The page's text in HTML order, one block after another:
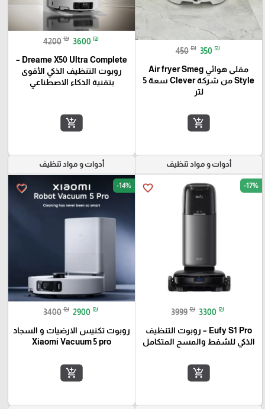
450 ₪ 350 ₪
مقلى هوائي Air fryer Smeg
Style من شركة Clever سعة 5
لتر
add_shopping_cart
4200 ₪ 3600 ₪
Dreame X50 Ultra Complete –
روبوت التنظيف الذكي الأقوى
بتقنية الذكاء الاصطناعي
add_shopping_cart
أدوات و مواد تنظيف
favorite_border -17%
3999 ₪ 3300 ₪
Eufy S1 Pro – روبوت التنظيف
الذكي للشفط والمسح المتكامل
add_shopping_cart
أدوات و مواد تنظيف
favorite_border -14%
3400 ₪ 2900 ₪
روبوت تكنيس الارضيات و السجاد
Xiaomi Vacuum 5 pro
add_shopping_cart